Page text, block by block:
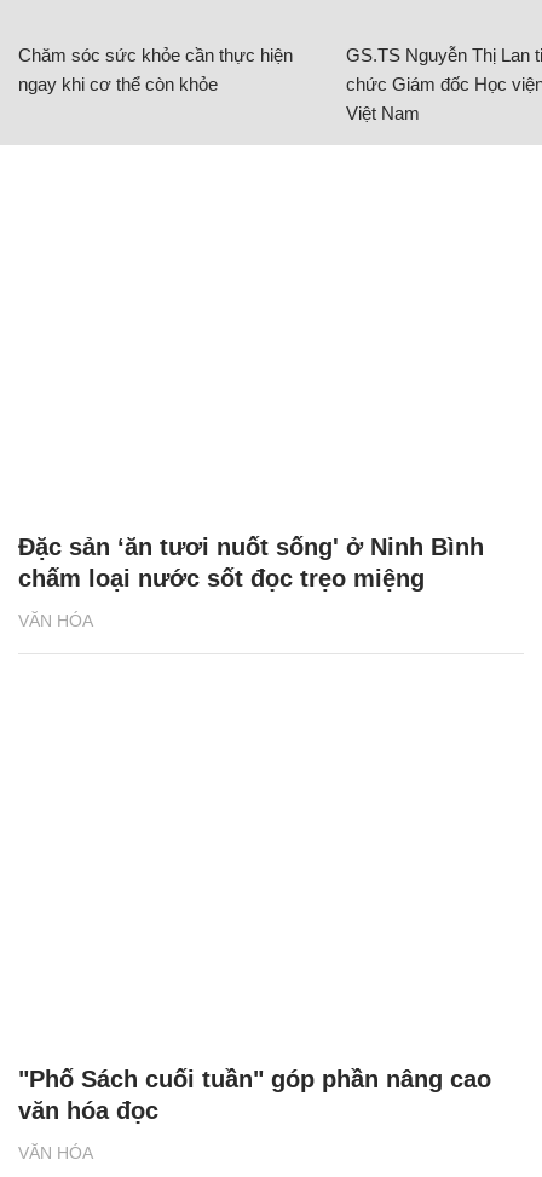
Chăm sóc sức khỏe cần thực hiện
ngay khi cơ thể còn khỏe
GS.TS Nguyễn Thị Lan
chức Giám đốc Học
Việt Nam
VĂN HÓA
Đặc sản ‘ăn tươi nuốt sống' ở Ninh Bình
chấm loại nước sốt đọc trẹo miệng
VĂN HÓA
"Phố Sách cuối tuần" góp phần nâng cao
văn hóa đọc